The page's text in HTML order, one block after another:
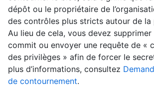
dépôt ou le propriétaire de
des contrôles plus stricts autour de la
Au lieu de cela, vous devez
commit ou envoyer une requête de «
des privilèges » afin de forcer le
plus d’informations, consultez
de contournement.